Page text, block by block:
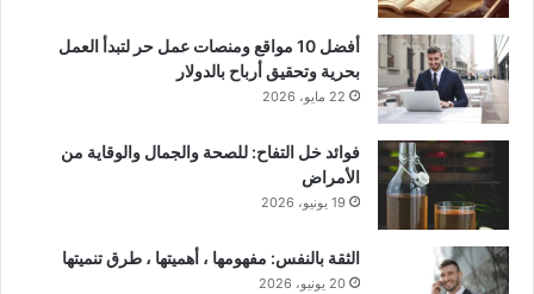
أفضل 10 مواقع ومنصات عمل حر لتبدأ العمل
بحرية وتحقيق أرباح بالدولار
22 مايو، 2026
فوائد خل التفاح: للصحة والجمال والوقاية من
الأمراض
19 يونيو، 2026
الثقة بالنفس: مفهومها ، أهميتها ، طرق تنميتها
20 يونيو، 2026